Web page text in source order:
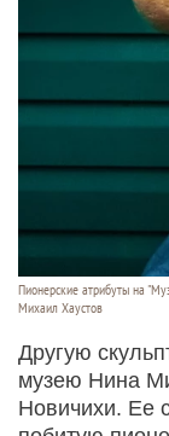
Пионерские атрибуты на
Михаил Хаустов
Другую
музею Нина
Новичихи. Ее